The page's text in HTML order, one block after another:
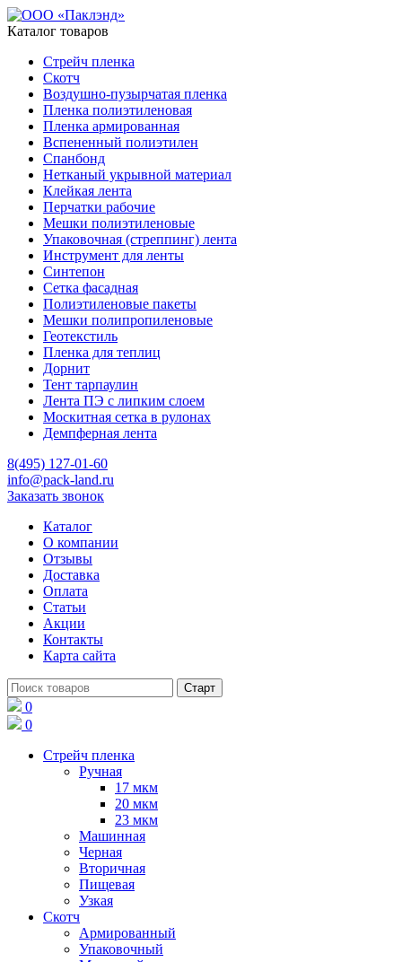
Каталог товаров
Стрейч пленка
Скотч
Воздушно-пузырчатая пленка
Пленка полиэтиленовая
Пленка армированная
Вспененный полиэтилен
Спанбонд
Нетканый укрывной материал
Клейкая лента
Перчатки рабочие
Мешки полиэтиленовые
Упаковочная (стреппинг) лента
Инструмент для ленты
Синтепон
Сетка фасадная
Полиэтиленовые пакеты
Мешки полипропиленовые
Геотекстиль
Пленка для теплиц
Дорнит
Тент тарпаулин
Лента ПЭ с липким слоем
Москитная сетка в рулонах
Демпферная лента
8(495) 127-01-60
info@pack-land.ru
Заказать звонок
Каталог
О компании
Отзывы
Доставка
Оплата
Статьи
Акции
Контакты
Карта сайта
0
0
Стрейч пленка
Ручная
17 мкм
20 мкм
23 мкм
Машинная
Черная
Вторичная
Пищевая
Узкая
Скотч
Армированный
Упаковочный